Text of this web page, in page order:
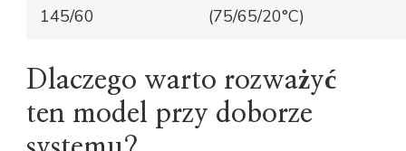
145/60
(75/65/20°C)
Dlaczego warto rozważyć
ten model przy doborze